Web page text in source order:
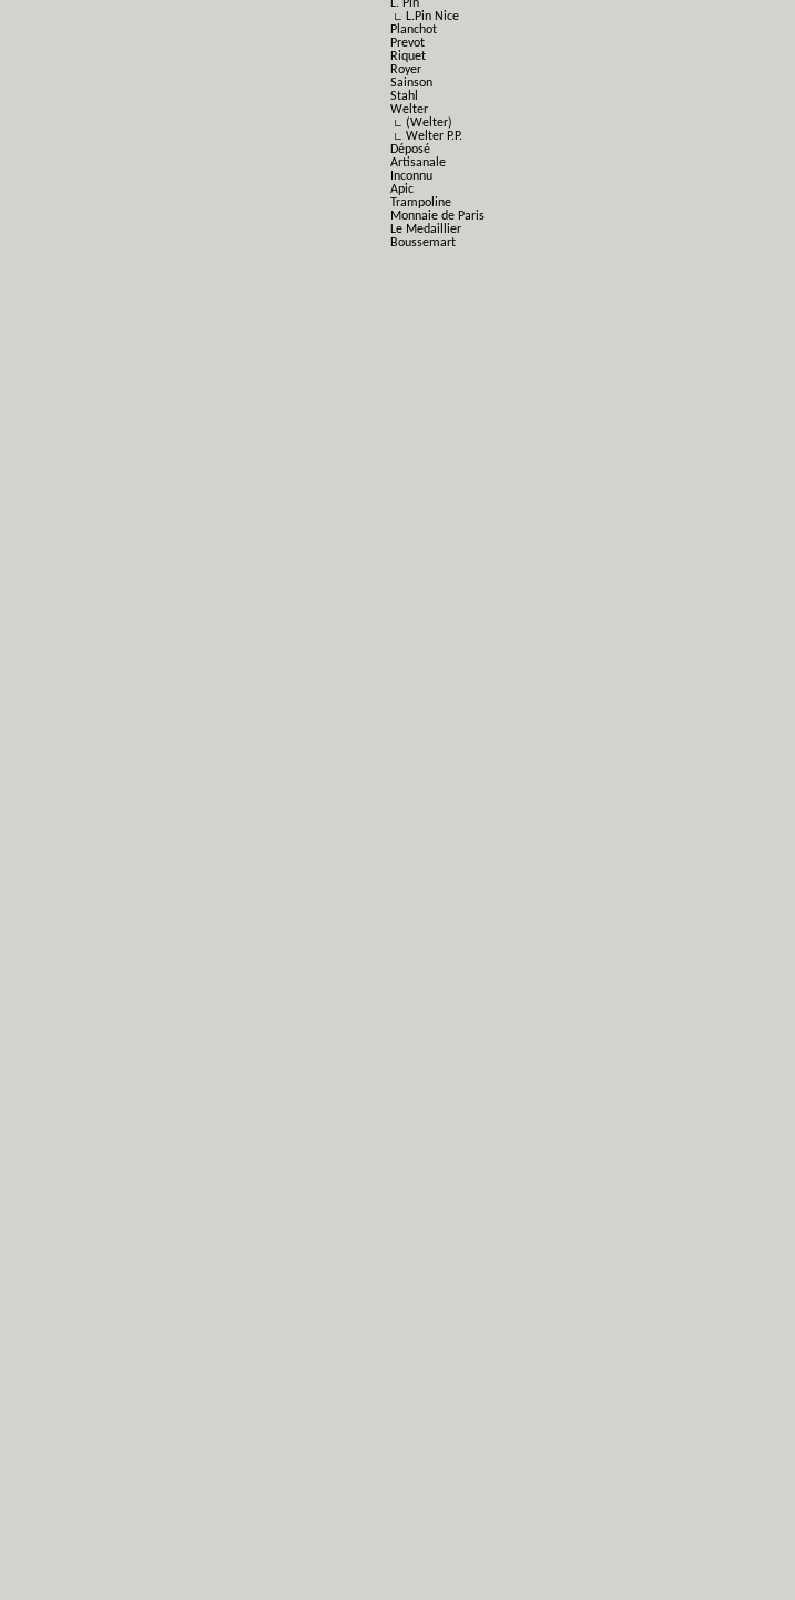
L. Pin
∟ L.Pin Nice
Planchot
Prevot
Riquet
Royer
Sainson
Stahl
Welter
∟ (Welter)
∟ Welter P.P.
Déposé
Artisanale
Inconnu
Apic
Trampoline
Monnaie de Paris
Le Medaillier
Boussemart